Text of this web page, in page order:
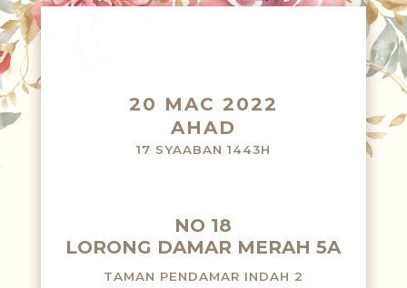
20 MAC 2022
AHAD
17 SYAABAN 1443H
NO 18
LORONG DAMAR MERAH 5A
TAMAN PENDAMAR INDAH 2